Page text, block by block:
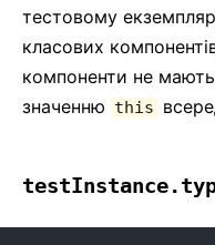
тестовому
класових
компоненти не мають
значенню this